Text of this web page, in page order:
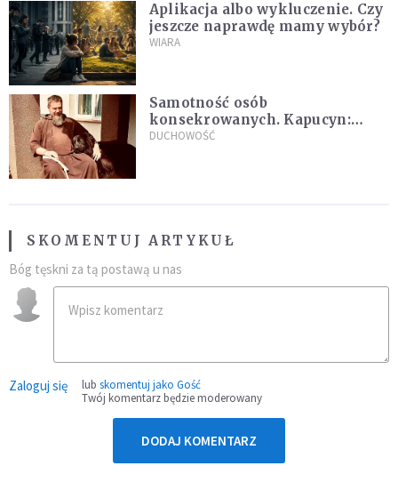
Aplikacja albo wykluczenie. Czy
jeszcze naprawdę mamy wybór?
WIARA
Samotność osób
konsekrowanych. Kapucyn:
Życie w pojedynkę rzadko jest
DUCHOWOŚĆ
SKOMENTUJ ARTYKUŁ
Bóg tęskni za tą postawą u nas
Zaloguj się lub skomentuj jako Gość
Twój komentarz będzie moderowany
DODAJ KOMENTARZ